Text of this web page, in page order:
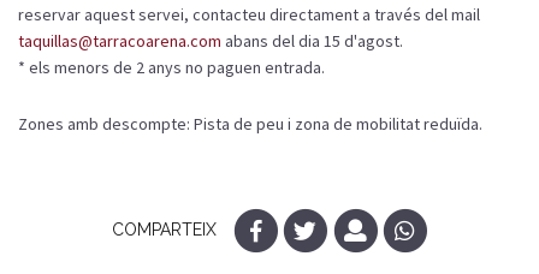
reservar aquest servei, contacteu directament a través del mail
taquillas@tarracoarena.com abans del dia 15 d'agost.
* els menors de 2 anys no paguen entrada.
Zones amb descompte: Pista de peu i zona de mobilitat reduïda.
COMPARTEIX